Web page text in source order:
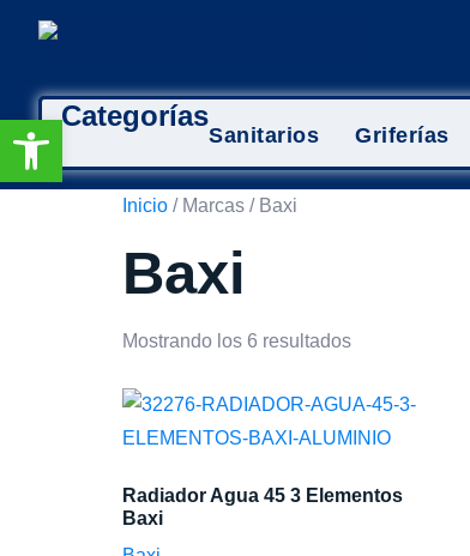
Abrir barra de herramientas
Categorías
Sanitarios Griferías
Inicio / Marcas / Baxi
Baxi
Mostrando los 6 resultados
Radiador Agua 45 3 Elementos
Baxi